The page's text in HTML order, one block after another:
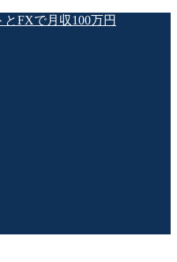
FXで月収100万円